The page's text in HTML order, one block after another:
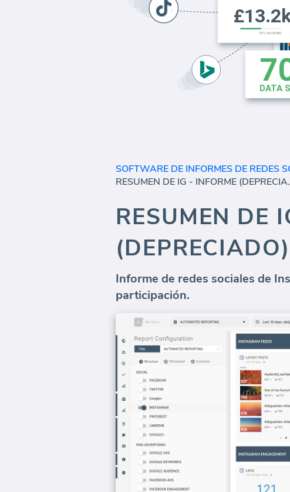
SOFTWARE DE INFORMES DE REDES
RESUMEN DE
(DEPRECIADO)
Informe de redes sociales de
participación.